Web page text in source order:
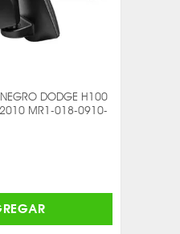
NEGRO DODGE H100
MR1-018-0910-